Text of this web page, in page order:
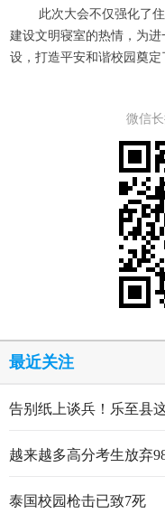
此次大会不仅强化了
建设文明寝室的热情，为
设，打造平安和谐校园奠定
微信
最近关注
告别纸上谈兵！乐至县
越来越多高分考生放弃
泰国校园枪击已致7死